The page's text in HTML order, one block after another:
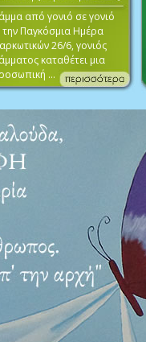
από γονιό σε γονιό
Παγκόσμια Ημέρα
26/6, γονιός
καταθέτει μια
...